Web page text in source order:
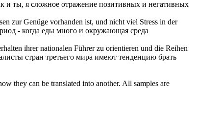
и ты, я сложное отражение позитивных и негативных
zur Genüge vorhanden ist, und nicht viel Stress in der
- когда еды много и окружающая среда
ihrer nationalen Führer zu orientieren und die Reihen
стран третьего мира имеют тенденцию брать
they can be translated into another. All samples are